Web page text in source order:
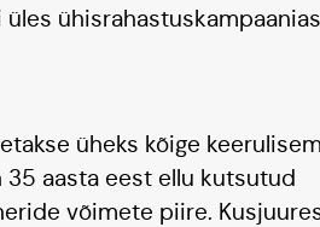
üheks kõige
aasta eest ellu kutsutud
võimete piire.